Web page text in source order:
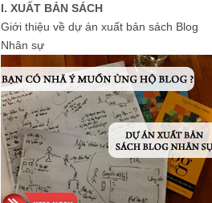
I. XUẤT BẢN SÁCH
Giới thiệu về dự án xuất bản sách Blog
Nhân sự